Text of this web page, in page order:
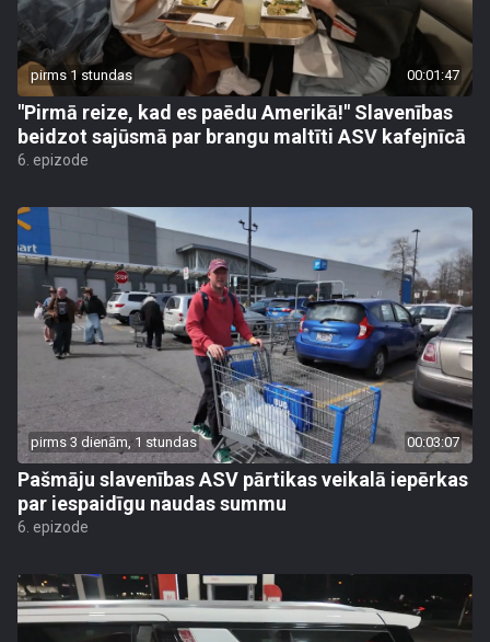
pirms 1 stundas 00:01:47
"Pirmā reize, kad es paēdu Amerikā!" Slavenības
beidzot sajūsmā par brangu maltīti ASV kafejnīcā
6. epizode
pirms 3 dienām, 1 stundas 00:03:07
Pašmāju slavenības ASV pārtikas veikalā iepērkas
par iespaidīgu naudas summu
6. epizode